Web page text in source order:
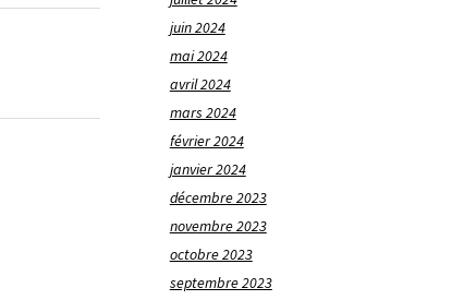
juin 2024
mai 2024
avril 2024
mars 2024
février 2024
janvier 2024
décembre 2023
novembre 2023
octobre 2023
septembre 2023